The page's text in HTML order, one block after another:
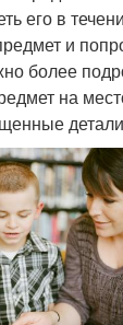
его в
и
более
на